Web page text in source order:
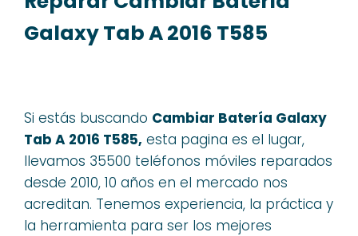
Galaxy Tab A 2016 T585
Si estás buscando Cambiar Batería Galaxy
Tab A 2016 T585, esta pagina es el lugar,
llevamos 35500 teléfonos móviles reparados
desde 2010, 10 años en el mercado nos
acreditan. Tenemos experiencia, la práctica y
la herramienta para ser los mejores